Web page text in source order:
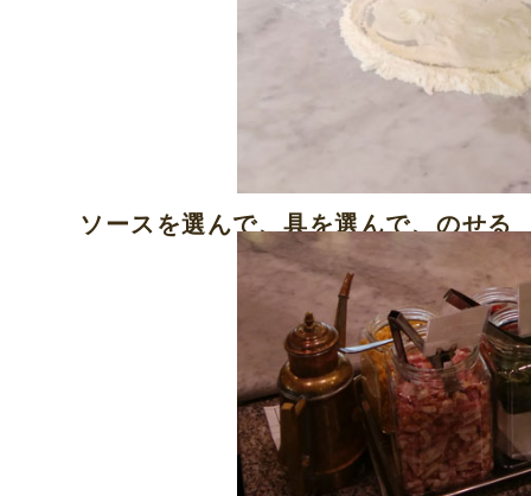
ソースを選んで、具を選んで、のせる